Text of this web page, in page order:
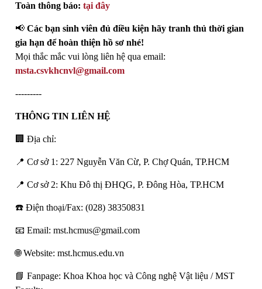
Toàn thông báo:tại đây
📢Các bạn sinh viên đủ điều kiện hãy tranh thủ thời gian
gia hạn để hoàn thiện hồ sơ nhé!
Mọi thắc mắc vui lòng liên hệ qua email:
msta.csvkhcnvl@gmail.com
---------
THÔNG TIN LIÊN HỆ
🏢 Địa chỉ:
📍 Cơ sở 1: 227 Nguyễn Văn Cừ, P. Chợ Quán, TP.HCM
📍 Cơ sở 2: Khu Đô thị ĐHQG, P. Đông Hòa, TP.HCM
☎️ Điện thoại/Fax: (028) 38350831
📧 Email: mst.hcmus@gmail.com
🌐 Website: mst.hcmus.edu.vn
📘 Fanpage: Khoa Khoa học và Công nghệ Vật liệu / MST